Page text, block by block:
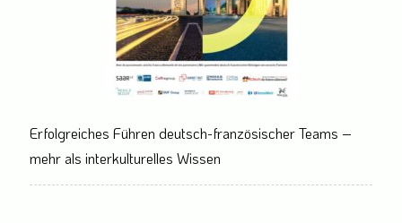
Erfolgreiches Führen deutsch-französischer Teams –
mehr als interkulturelles Wissen